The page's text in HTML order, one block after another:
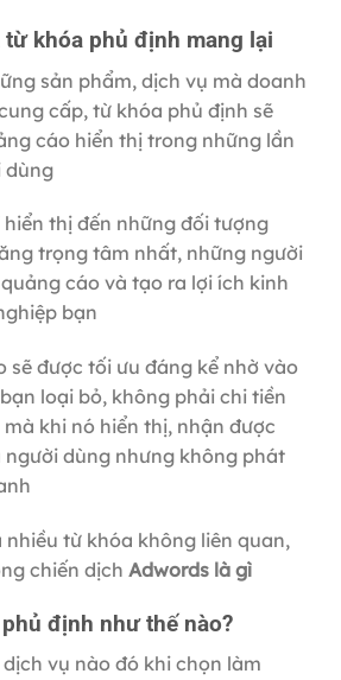
khóa phủ định mang lại
sản phẩm, dịch vụ mà doanh
cấp, từ khóa phủ định sẽ
cáo hiển thị trong những lần
dùng
hiển thị đến những đối tượng
trọng tâm nhất, những người
cáo và tạo ra lợi ích kinh
bạn
sẽ được tối ưu đáng kể nhờ vào
loại bỏ, không phải chi tiền
khi nó hiển thị, nhận được
dùng nhưng không phát
nhiều từ khóa không liên quan,
chiến dịch Adwords là gì
định như thế nào?
vụ nào đó khi chọn làm